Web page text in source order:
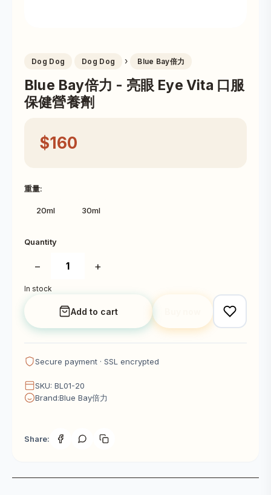
Dog Dog Dog Dog › Blue Bay倍力
Blue Bay倍力 - 亮眼 Eye Vita 口服
保健營養劑
$160
重量:
20ml 30ml
Quantity
− +
In stock
Add to cart
Secure payment · SSL encrypted
SKU: BL01-20
Brand:Blue Bay倍力
Share: